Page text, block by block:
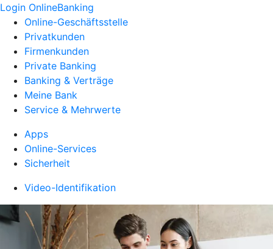
Login OnlineBanking
Online-Geschäftsstelle
Privatkunden
Firmenkunden
Private Banking
Banking & Verträge
Meine Bank
Service & Mehrwerte
Apps
Online-Services
Sicherheit
Video-Identifikation